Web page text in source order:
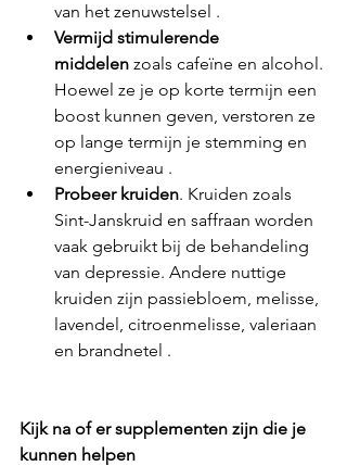
van het zenuwstelsel .
Vermijd stimulerende
middelen zoals cafeïne en alcohol.
Hoewel ze je op korte termijn een
boost kunnen geven, verstoren ze
op lange termijn je stemming en
energieniveau .
Probeer kruiden. Kruiden zoals
Sint-Janskruid en saffraan worden
vaak gebruikt bij de behandeling
van depressie. Andere nuttige
kruiden zijn passiebloem, melisse,
lavendel, citroenmelisse, valeriaan
en brandnetel .
Kijk na of er supplementen zijn die je
kunnen helpen